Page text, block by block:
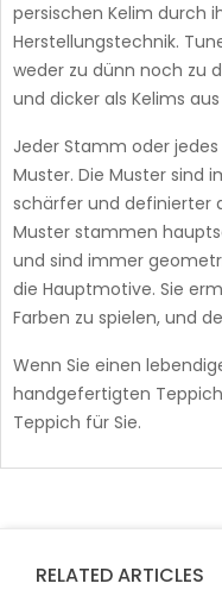
persischen Kelim durch
Herstellungstechnik.
weder zu dünn noch zu
und dicker als Kelims
Jeder Stamm oder
Muster. Die Muster sind
schärfer und definierter
Muster stammen
und sind immer
die Hauptmotive. Sie
Farben zu spielen, und
Wenn Sie einen
handgefertigten
Teppich für Sie.
RELATED ARTICLES